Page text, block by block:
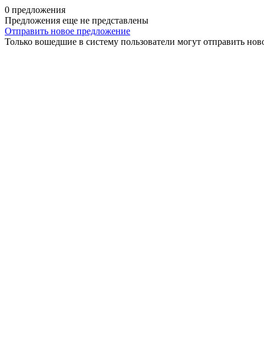
0 предложения
Предложения еще не представлены
Отправить новое предложение
Только вошедшие в систему пользователи могут отправить